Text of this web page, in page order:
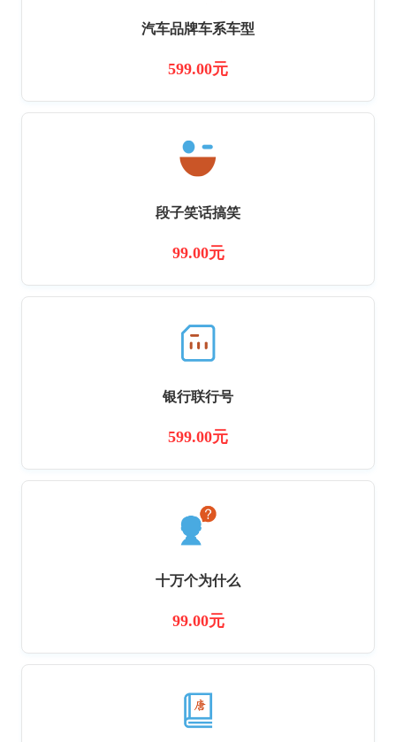
汽车品牌车系车型
599.00元
段子笑话搞笑
99.00元
银行联行号
599.00元
十万个为什么
99.00元